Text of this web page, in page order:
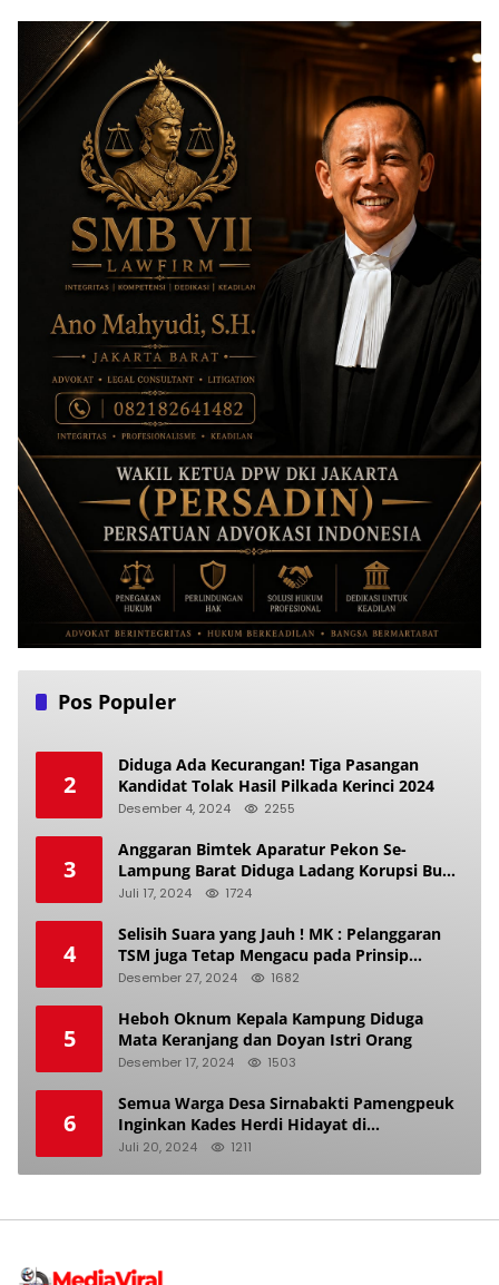
Pos Populer
2
Diduga Ada Kecurangan! Tiga Pasangan
Kandidat Tolak Hasil Pilkada Kerinci 2024
Desember 4, 2024 2255
3
Anggaran Bimtek Aparatur Pekon Se-
Lampung Barat Diduga Ladang Korupsi Buat
Makan Anak Istri
Juli 17, 2024 1724
4
Selisih Suara yang Jauh ! MK : Pelanggaran
TSM juga Tetap Mengacu pada Prinsip
Keadilan Pemilu
Desember 27, 2024 1682
5
Heboh Oknum Kepala Kampung Diduga
Mata Keranjang dan Doyan Istri Orang
Desember 17, 2024 1503
6
Semua Warga Desa Sirnabakti Pamengpeuk
Inginkan Kades Herdi Hidayat di
Berhentikan Dari Jabatan nya
Juli 20, 2024 1211